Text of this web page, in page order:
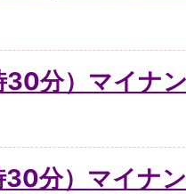
30分）マイナ
30分）マイナ